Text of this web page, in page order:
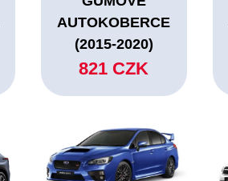
AUTOKOBERCE
(2015-2020)
821 CZK